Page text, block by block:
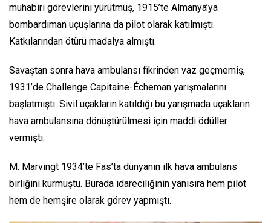
muhabiri görevlerini yürütmüş, 1915’te Almanya’ya
bombardıman uçuşlarına da pilot olarak katılmıştı.
Katkılarından ötürü madalya almıştı.
Savaştan sonra hava ambulansı fikrinden vaz geçmemiş,
1931’de Challenge Capitaine-Écheman yarışmalarını
başlatmıştı. Sivil uçakların katıldığı bu yarışmada uçakların
hava ambulansına dönüştürülmesi için maddi ödüller
vermişti.
M. Marvingt 1934’te Fas’ta dünyanın ilk hava ambulans
birliğini kurmuştu. Burada idareciliğinin yanısıra hem pilot
hem de hemşire olarak görev yapmıştı.